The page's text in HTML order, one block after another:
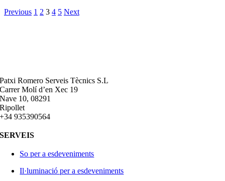
Previous 1 2 3 4 5 Next
Patxi Romero Serveis Tècnics S.L
Carrer Molí d’en Xec 19
Nave 10, 08291
Ripollet
+34 935390564
SERVEIS
So per a esdeveniments
Il·luminació per a esdeveniments